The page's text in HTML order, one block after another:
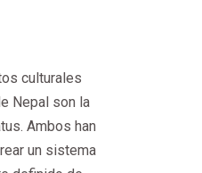
culturales
Nepal son la
Ambos han
un sistema